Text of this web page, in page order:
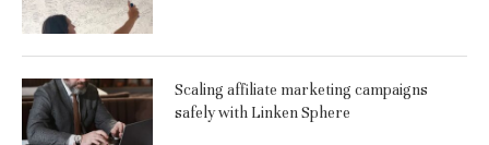
Scaling affiliate marketing campaigns
safely with Linken Sphere